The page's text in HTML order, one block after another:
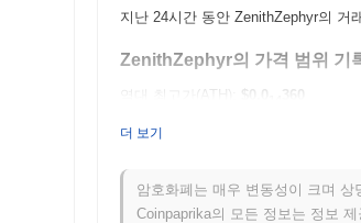
지난 24시간 동안 ZenithZephyr의 거
ZenithZephyr의 가격 범위 기
역대 최고가(ATH): $0.0
360
ZenithZephyr는 더 넓은 암호
더 보기
암호화폐는 매우 변동성이 크며
Coinpaprika의 모든 정보는 정보